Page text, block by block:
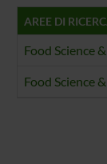
AREE DI
Food Science
Food Science